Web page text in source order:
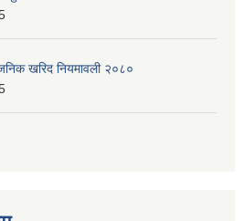
खरिद नियमावली २०८०